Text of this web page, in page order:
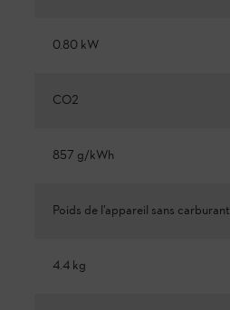
0.80 kW
CO2
857 g/kWh
Poids de l’appareil sans carburant
4.4 kg